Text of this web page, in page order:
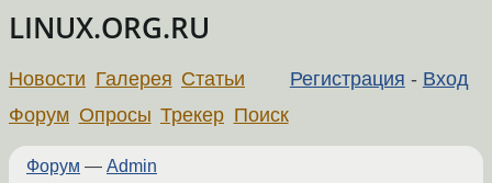
LINUX.ORG.RU
Регистрация - Вход
Новости Галерея Статьи
Форум Опросы Трекер Поиск
Форум — Admin